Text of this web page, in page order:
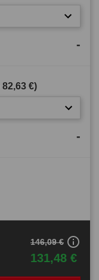
-
82,63 €)
-
131,48 €
146,09 € info_outline